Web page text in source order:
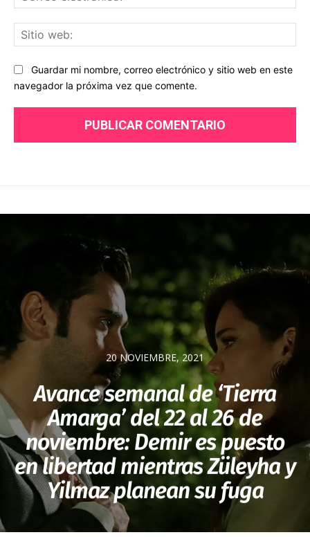
Guardar mi nombre, correo electrónico y sitio web en este
navegador la próxima vez que comente.